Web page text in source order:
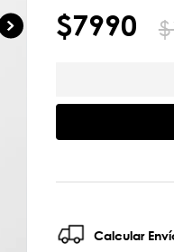
$7990 $
Calcular